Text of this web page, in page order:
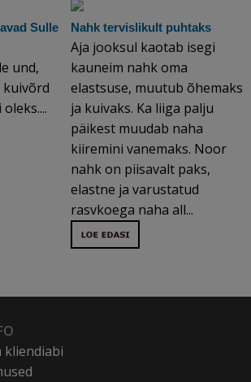
Sulle
und,
kuivõrd
Nahk tervislikult puhtaks
Aja jooksul kaotab isegi
kauneim nahk oma
elastsuse, muutub õhemaks
ja kuivaks. Ka liiga palju
päikest muudab naha
kiiremini vanemaks. Noor
nahk on piisavalt paks,
elastne ja varustatud
rasvkoega naha all...